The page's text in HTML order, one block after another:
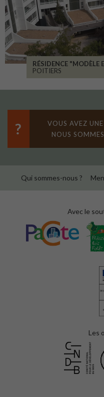
RÉSIDENCE "MODÈLE
POITIERS
VOUS AVEZ
NOUS
Qui sommes-nous ?
Avec le
Les